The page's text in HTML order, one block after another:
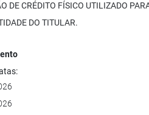
DE CRÉDITO FÍSICO UTILIZADO
DO TITULAR.